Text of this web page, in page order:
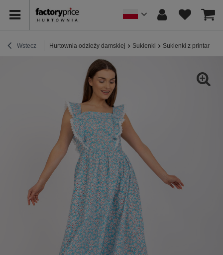
Wstecz Hurtownia odzieży damskiej Sukienki Sukienki z printami